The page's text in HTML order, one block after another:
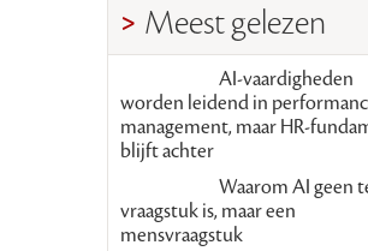
Meest gelezen
AI-vaardigheden
worden leidend in
management, maar HR-
blijft achter
Waarom AI geen
vraagstuk is, maar een
mensvraagstuk